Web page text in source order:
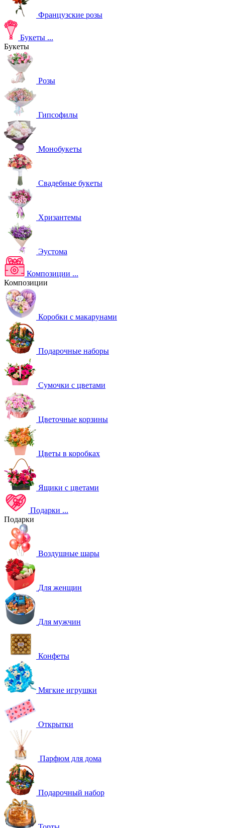
Французские розы
Букеты ...
Букеты
Розы
Гипсофилы
Монобукеты
Свадебные букеты
Хризантемы
Эустома
Композиции ...
Композиции
Коробки с макарунами
Подарочные наборы
Сумочки с цветами
Цветочные корзины
Цветы в коробках
Ящики с цветами
Подарки ...
Подарки
Воздушные шары
Для женщин
Для мужчин
Конфеты
Мягкие игрушки
Открытки
Парфюм для дома
Подарочный набор